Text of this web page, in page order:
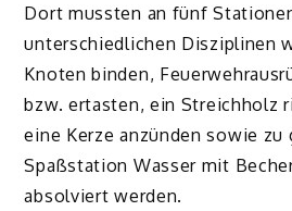
Dort mussten an fünf
unterschiedlichen Disziplinen
Knoten binden,
bzw. ertasten, ein Streichholz
eine Kerze anzünden sowie
Spaßstation Wasser mit
absolviert werden.